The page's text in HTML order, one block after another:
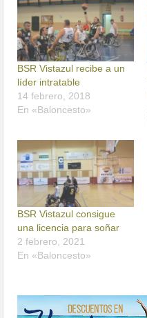
BSR Vistazul recibe a un
líder intratable
14 febrero, 2018
En «Baloncesto»
BSR Vistazul consigue
una licencia para soñar
2 febrero, 2021
En «Baloncesto»